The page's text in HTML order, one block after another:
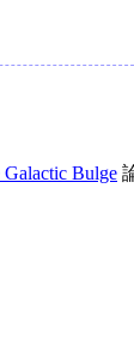
Galactic Bulge